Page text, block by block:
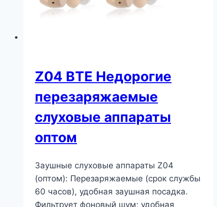
Z04 BTE Недорогие
перезаряжаемые
слуховые аппараты
оптом
Заушные слуховые аппараты Z04
(оптом): Перезаряжаемые (срок службы
60 часов), удобная заушная посадка.
Фильтрует фоновый шум; удобная